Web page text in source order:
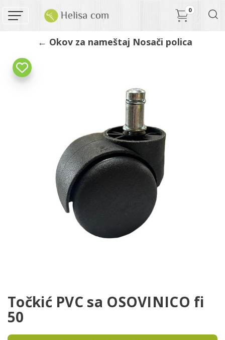
0
← Okov za nameštaj Nosači polica
Točkić PVC sa OSOVINICO fi
50